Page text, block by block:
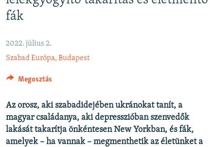
EURÓPAI UNIÓ
KLÍMAVÁLTOZÁS
A MÚLT TANULSÁGAI
Valamennyi RFE/RL weboldal
fák
2022. július 2.
Szabad Európa, Budapest
Megosztás
Az orosz, aki szabadidejében ukránokat tanít, a
magyar családanya, aki depresszióban szenvedők
lakását takarítja önkéntesen New Yorkban, és fák,
amelyek – ha vannak – megmenthetik az életünket a